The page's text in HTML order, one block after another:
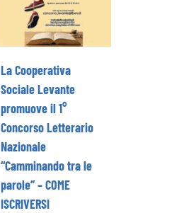
Letterario
Nazionale
“Camminando tra
le parole” –
COME ISCRIVERSI
La Cooperativa
Sociale Levante
promuove il 1°
Concorso Letterario
Nazionale
“Camminando tra le
parole” – COME
ISCRIVERSI